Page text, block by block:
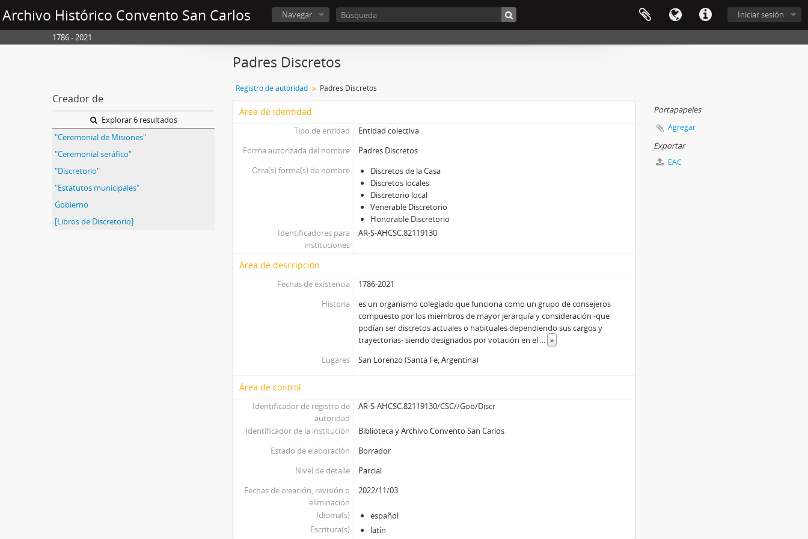
Archivo Histórico Convento San Carlos Iniciar sesión
Navegar
1786 - 2021
Creador de
Explorar 6 resultados
"Ceremonial de Misiones"
"Ceremonial seráfico"
"Discretorio"
"Estatutos municipales"
Gobierno
[Libros de Discretorio]
Padres Discretos
Registro de autoridad Padres Discretos
Área de identidad
Tipo de entidad
Entidad colectiva
Forma autorizada del nombre
Padres Discretos
Otra(s) forma(s) de nombre
Discretos de la Casa
Discretos locales
Discretorio local
Venerable Discretorio
Honorable Discretorio
Identificadores para
instituciones
AR-S-AHCSC.82119130
Área de descripción
Fechas de existencia
1786-2021
Historia
es un organismo colegiado que funciona como un grupo de consejeros
compuesto por los miembros de mayor jerarquía y consideración -que
podían ser discretos actuales o habituales dependiendo sus cargos y
trayectorias- siendo designados por votación en el ... »
Lugares
San Lorenzo (Santa Fe, Argentina)
Área de control
Identificador de registro de
autoridad
AR-S-AHCSC.82119130/CSC//Gob/Discr
Identificador de la institución
Biblioteca y Archivo Convento San Carlos
Estado de elaboración
Borrador
Nivel de detalle
Parcial
Fechas de creación, revisión o
eliminación
2022/11/03
Idioma(s)
español
Escritura(s)
latín
Portapapeles
Agregar
Exportar
EAC